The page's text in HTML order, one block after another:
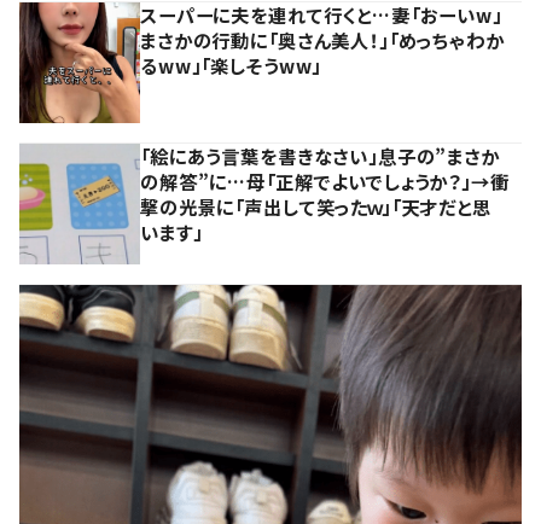
スーパーに夫を連れて行くと…妻「おーいw」
まさかの行動に「奥さん美人！」「めっちゃわか
るww」「楽しそうww」
「絵にあう言葉を書きなさい」息子の”まさか
の解答”に…母「正解でよいでしょうか？」→衝
撃の光景に「声出して笑ったｗ」「天才だと思
います」